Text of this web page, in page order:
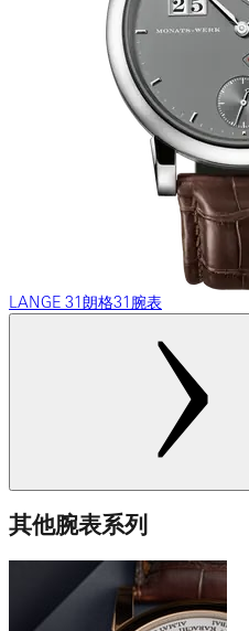
LANGE 31朗格31腕表
其他腕表系列